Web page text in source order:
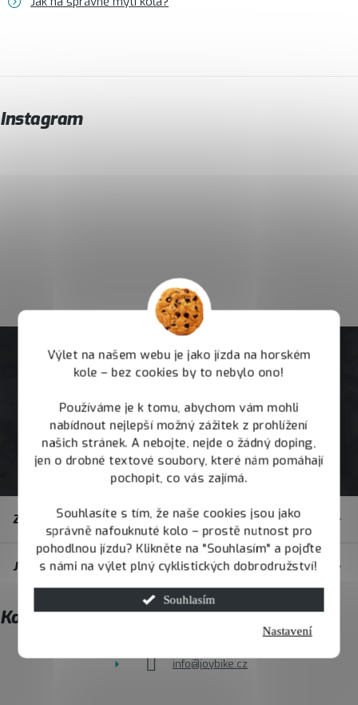
Výlet na našem webu je jako jízda na horském
kole – bez cookies by to nebylo ono!
Používáme je k tomu, abychom vám mohli
nabídnout nejlepší možný zážitek z prohlížení
našich stránek. A nebojte, nejde o žádný doping,
jen o drobné textové soubory, které nám pomáhají
pochopit, co vás zajímá.
Souhlasíte s tím, že naše cookies jsou jako
správně nafouknuté kolo – prostě nutnost pro
pohodlnou jízdu? Klikněte na "Souhlasím" a pojďte
s námi na výlet plný cyklistických dobrodružství!
Souhlasím
Nastavení
Instagram
t
í
Zákaznický servis
JOY.BIKE
Kontakt
info@joybike.cz